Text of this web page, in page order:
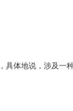
具体地说，涉及一